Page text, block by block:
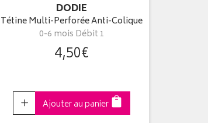
DODIE
Tétine Multi-Perforée Anti-Colique
0-6 mois Débit 1
4,50€
Choisir
Ajouter au panier